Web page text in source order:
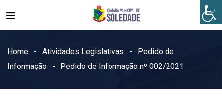
Home Atividades Legislativas
Pedido de
Informação
Pedido de Informação nº 002/2021